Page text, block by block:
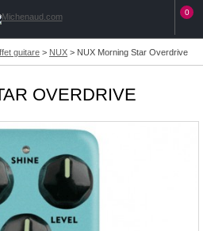
0
guitare > NUX > NUX Morning Star Overdrive
OVERDRIVE